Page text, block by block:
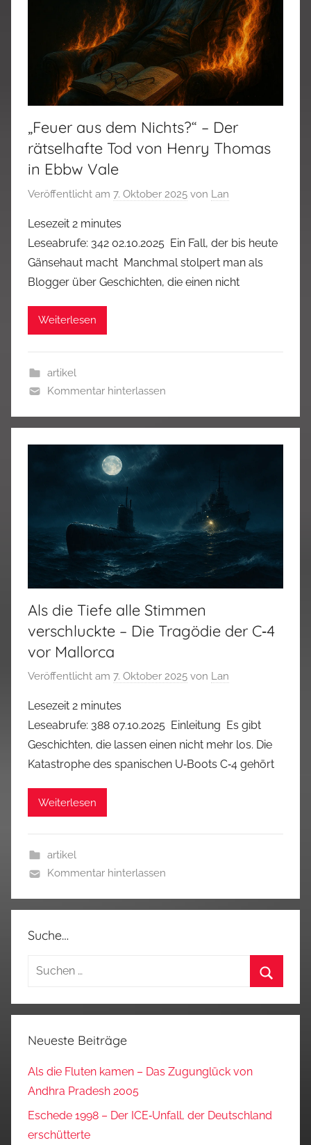
„Feuer aus dem Nichts?“ – Der
rätselhafte Tod von Henry Thomas
in Ebbw Vale
Veröffentlicht am 7. Oktober 2025 von Lan
Lesezeit 2 minutes
Leseabrufe: 342 02.10.2025 Ein Fall, der bis heute
Gänsehaut macht Manchmal stolpert man als
Blogger über Geschichten, die einen nicht
Weiterlesen
artikel
Kommentar hinterlassen
Als die Tiefe alle Stimmen
verschluckte – Die Tragödie der C‑4
vor Mallorca
Veröffentlicht am 7. Oktober 2025 von Lan
Lesezeit 2 minutes
Leseabrufe: 388 07.10.2025 Einleitung Es gibt
Geschichten, die lassen einen nicht mehr los. Die
Katastrophe des spanischen U‑Boots C‑4 gehört
Weiterlesen
artikel
Kommentar hinterlassen
Suche…
Suchen
Neueste Beiträge
Als die Fluten kamen – Das Zugunglück von
Andhra Pradesh 2005
Eschede 1998 – Der ICE‑Unfall, der Deutschland
erschütterte